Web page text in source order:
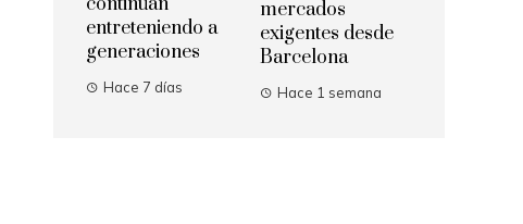
entreteniendo a
generaciones
Hace 7 días
mercados
exigentes desde
Barcelona
Hace 1 semana